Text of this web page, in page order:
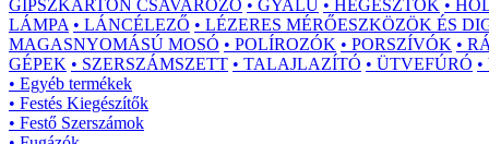
GIPSZKARTON CSAVAROZÓ • GYALU • HEGESZTŐK •
LÁMPA • LÁNCÉLEZŐ • LÉZERES MÉRŐESZKÖZÖK ÉS
MAGASNYOMÁSÚ MOSÓ • POLÍROZÓK • PORSZÍVÓK •
GÉPEK • SZERSZÁMSZETT • TALAJLAZÍTÓ • ÜTVEFÚRÓ
• Egyéb termékek
• Festés Kiegészítők
• Festő Szerszámok